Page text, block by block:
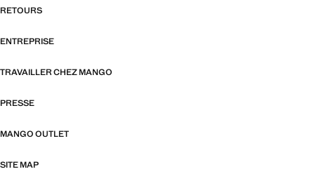
RETOURS
ENTREPRISE
TRAVAILLER CHEZ MANGO
PRESSE
MANGO OUTLET
SITE MAP